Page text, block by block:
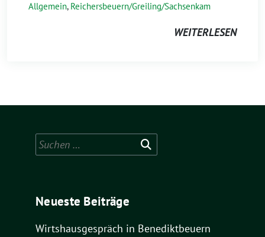
Allgemein, Reichersbeuern/Greiling/Sachsenkam
WEITERLESEN
Suchen
nach:
Neueste Beiträge
Wirtshausgespräch in Benediktbeuern